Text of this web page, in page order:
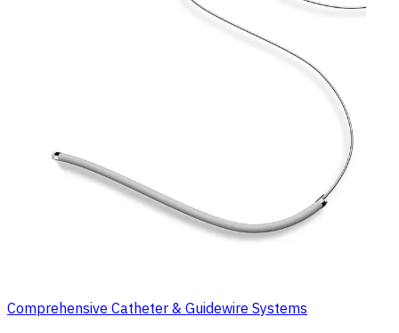
Comprehensive Catheter & Guidewire Systems